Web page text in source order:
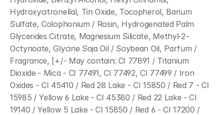
Hydroxycitronellal, Tin Oxide, Tocopherol, Barium
Sulfate, Colophonium / Rosin, Hydrogenated Palm
Glycerides Citrate, Magnesium Silicate, Methyl-2-
Octynoate, Glycine Soja Oil / Soybean Oil, Parfum /
Fragrance, [+/- May contain: CI 77891 / Titanium
Dioxide - Mica - CI 77491, CI 77492, CI 77499 / Iron
Oxides - CI 45410 / Red 28 Lake - CI 15850 / Red 7 - CI
15985 / Yellow 6 Lake - CI 45380 / Red 22 Lake - CI
19140 / Yellow 5 Lake - CI 15850 / Red 6 - CI 17200 /